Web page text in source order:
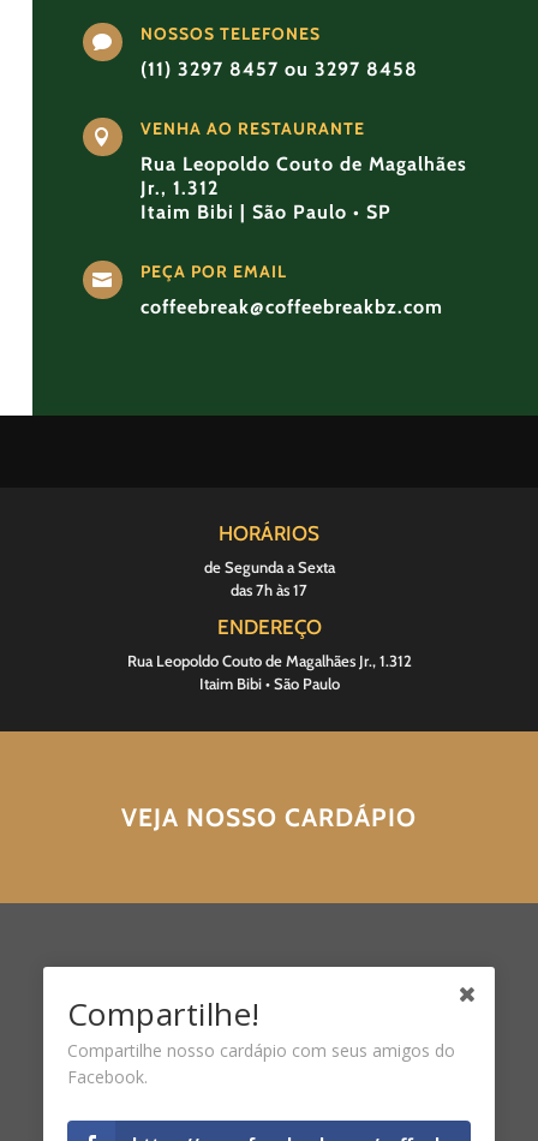
 NOSSOS TELEFONES
(11) 3297 8457 ou 3297 8458
 VENHA AO RESTAURANTE
Rua Leopoldo Couto de Magalhães
Jr., 1.312
Itaim Bibi | São Paulo • SP
 PEÇA POR EMAIL
coffeebreak@coffeebreakbz.com
HORÁRIOS
de Segunda a Sexta
das 7h às 17
ENDEREÇO
Rua Leopoldo Couto de Magalhães Jr., 1.312
Itaim Bibi • São Paulo
VEJA NOSSO CARDÁPIO
Compartilhe!
Compartilhe nosso cardápio com seus amigos do
Facebook.